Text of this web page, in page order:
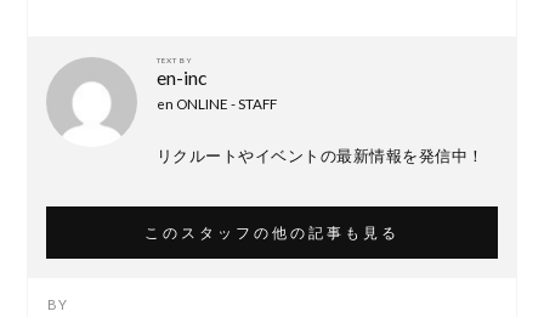
TEXT BY
en-inc
en ONLINE - STAFF
リクルートやイベントの最新情報を発信中！
このスタッフの他の記事も見る